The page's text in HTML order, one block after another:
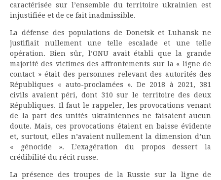
caractérisée sur l’ensemble du territoire ukrainien est
injustifiée et de ce fait inadmissible.
La défense des populations de Donetsk et Luhansk ne
justifiait nullement une telle escalade et une telle
opération. Bien sûr, l’ONU avait établi que la grande
majorité des victimes des affrontements sur la « ligne de
contact » était des personnes relevant des autorités des
Républiques « auto-proclamées ». De 2018 à 2021, 381
civils avaient péri, dont 310 sur le territoire des deux
Républiques. Il faut le rappeler, les provocations venant
de la part des unités ukrainiennes ne faisaient aucun
doute. Mais, ces provocations étaient en baisse évidente
et, surtout, elles n’avaient nullement la dimension d’un
« génocide ». L’exagération du propos dessert la
crédibilité du récit russe.
La présence des troupes de la Russie sur la ligne de